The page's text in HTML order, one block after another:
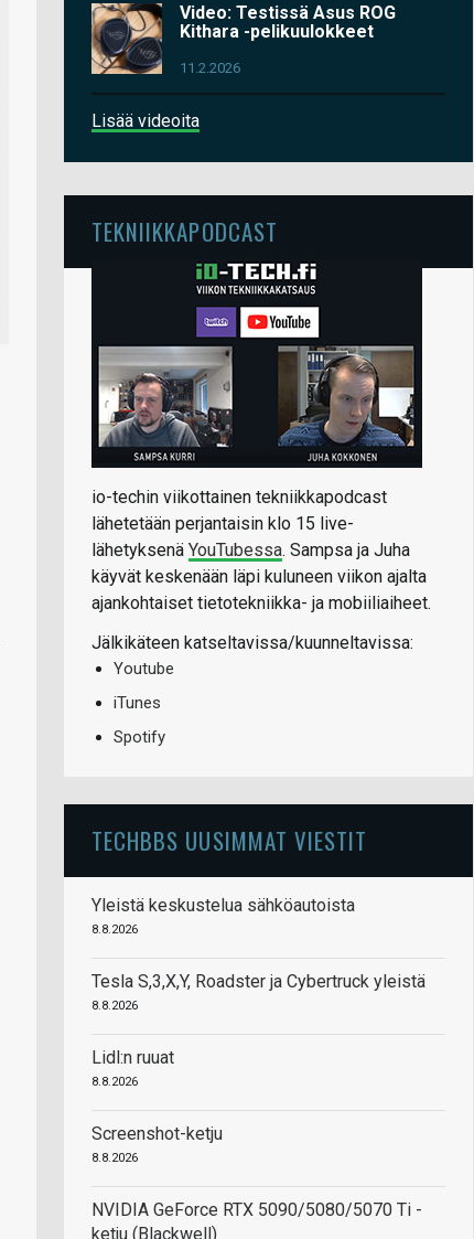
Video: Testissä Asus ROG
Kithara -pelikuulokkeet
11.2.2026
Lisää videoita
TEKNIIKKAPODCAST
io-techin viikottainen tekniikkapodcast
lähetetään perjantaisin klo 15 live-
lähetyksenä YouTubessa. Sampsa ja Juha
käyvät keskenään läpi kuluneen viikon ajalta
ajankohtaiset tietotekniikka- ja mobiiliaiheet.
Jälkikäteen katseltavissa/kuunneltavissa:
Youtube
iTunes
Spotify
TECHBBS UUSIMMAT VIESTIT
Yleistä keskustelua sähköautoista
8.8.2026
Tesla S,3,X,Y, Roadster ja Cybertruck yleistä
8.8.2026
Lidl:n ruuat
8.8.2026
Screenshot-ketju
8.8.2026
NVIDIA GeForce RTX 5090/5080/5070 Ti -
ketju (Blackwell)